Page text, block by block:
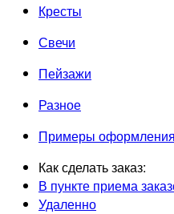
Кресты
Свечи
Пейзажи
Разное
Примеры оформления
Как сделать заказ:
В пункте приема
Удаленно